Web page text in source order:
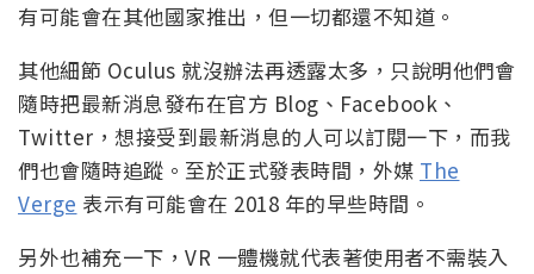
有可能會在其他國家推出，但一切都還不知道。
其他細節 Oculus 就沒辦法再透露太多，只說明他們會
隨時把最新消息發布在官方 Blog、Facebook、
Twitter，想接受到最新消息的人可以訂閱一下，而我
們也會隨時追蹤。至於正式發表時間，外媒 The
Verge 表示有可能會在 2018 年的早些時間。
另外也補充一下，VR 一體機就代表著使用者不需裝入